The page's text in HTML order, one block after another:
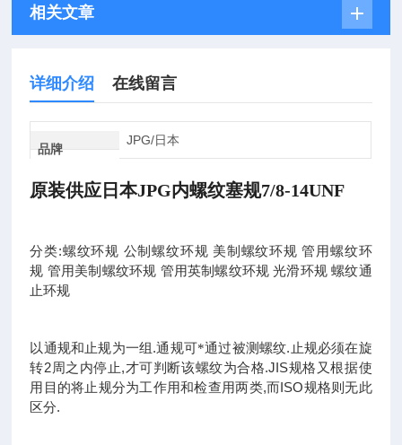
相关文章
详细介绍 在线留言
品牌
JPG/日本
原装供应日本JPG内螺纹塞规7/8-14UNF
分类:螺纹环规 公制螺纹环规 美制螺纹环规 管用螺纹环
规 管用美制螺纹环规 管用英制螺纹环规 光滑环规 螺纹通
止环规
以通规和止规为一组 .通规可*通过被测螺纹. 止规必须在旋
转2周之内停止,才可判断该螺纹为合格.JIS规格又根据使
用目的将止规分为工作用和检查用两类,而ISO规格则无此
区分.